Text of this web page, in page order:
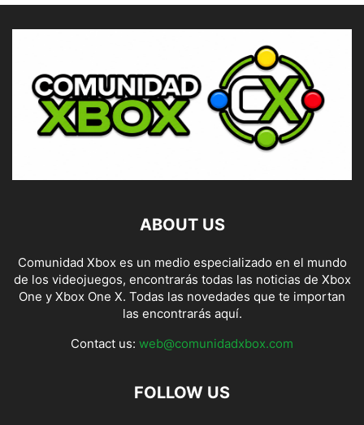
ABOUT US
Comunidad Xbox es un medio especializado en el mundo
de los videojuegos, encontrarás todas las noticias de Xbox
One y Xbox One X. Todas las novedades que te importan
las encontrarás aquí.
Contact us: web@comunidadxbox.com
FOLLOW US